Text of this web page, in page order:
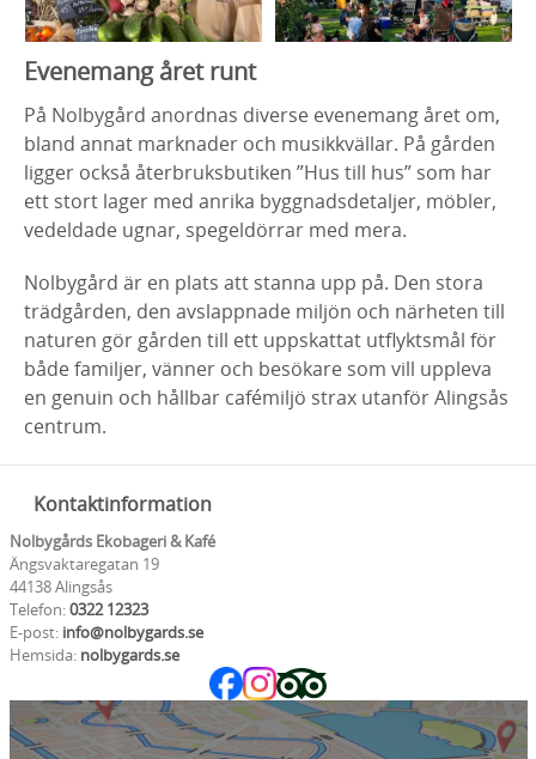
Evenemang året runt
På Nolbygård anordnas diverse evenemang året om,
bland annat marknader och musikkvällar. På gården
ligger också återbruksbutiken ”Hus till hus” som har
ett stort lager med anrika byggnadsdetaljer, möbler,
vedeldade ugnar, spegeldörrar med mera.
Nolbygård är en plats att stanna upp på. Den stora
trädgården, den avslappnade miljön och närheten till
naturen gör gården till ett uppskattat utflyktsmål för
både familjer, vänner och besökare som vill uppleva
en genuin och hållbar cafémiljö strax utanför Alingsås
centrum.
Kontaktinformation
Nolbygårds Ekobageri & Kafé
Ängsvaktaregatan 19
44138 Alingsås
Telefon:0322 12323
E-post: info@nolbygards.se
Hemsida: nolbygards.se